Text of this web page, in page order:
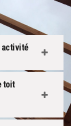
activité
toit